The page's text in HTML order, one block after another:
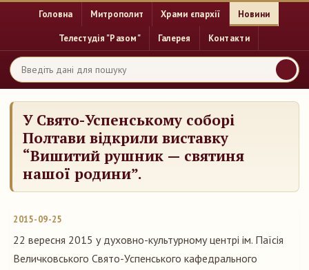
Головна Митрополит Храми єпархії Новини
Телестудія "Разом" Галерея Контакти
У Свято-Успенському соборі
Полтави відкрили виставку
“Вишитий рушник — святиня
нашої родини”.
2015-09-25
22 вересня 2015 у духовно-культурному центрі ім. Паїсія
Величковського Свято-Успенського кафедрального